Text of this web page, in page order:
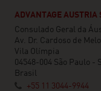
ADVANTAGE AUSTRIA
Consulado Geral da
Av. Dr. Cardoso de
Vila Olímpia
04548-004 São Paulo -
Brasil
+55 11 3044-9944